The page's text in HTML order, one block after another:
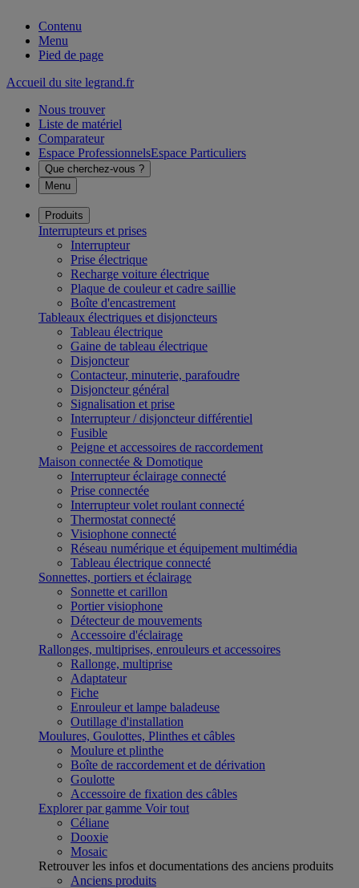
Contenu
Menu
Pied de page
Accueil du site legrand.fr
Nous trouver
Liste de matériel
Comparateur
Espace ProfessionnelsEspace Particuliers
Que cherchez-vous ?
Menu
Produits
Interrupteurs et prises
Interrupteur
Prise électrique
Recharge voiture électrique
Plaque de couleur et cadre saillie
Boîte d'encastrement
Tableaux électriques et disjoncteurs
Tableau électrique
Gaine de tableau électrique
Disjoncteur
Contacteur, minuterie, parafoudre
Disjoncteur général
Signalisation et prise
Interrupteur / disjoncteur différentiel
Fusible
Peigne et accessoires de raccordement
Maison connectée & Domotique
Interrupteur éclairage connecté
Prise connectée
Interrupteur volet roulant connecté
Thermostat connecté
Visiophone connecté
Réseau numérique et équipement multimédia
Tableau électrique connecté
Sonnettes, portiers et éclairage
Sonnette et carillon
Portier visiophone
Détecteur de mouvements
Accessoire d'éclairage
Rallonges, multiprises, enrouleurs et accessoires
Rallonge, multiprise
Adaptateur
Fiche
Enrouleur et lampe baladeuse
Outillage d'installation
Moulures, Goulottes, Plinthes et câbles
Moulure et plinthe
Boîte de raccordement et de dérivation
Goulotte
Accessoire de fixation des câbles
Explorer par gamme Voir tout
Céliane
Dooxie
Mosaic
Retrouver les infos et documentations des anciens produits
Anciens produits